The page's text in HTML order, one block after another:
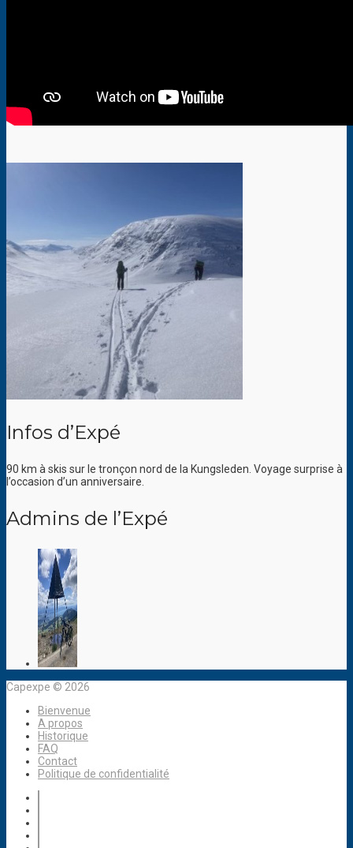
Infos d’Expé
90 km à skis sur le tronçon nord de la Kungsleden. Voyage surprise à
l’occasion d’un anniversaire.
Admins de l’Expé
Capexpe © 2026
Bienvenue
A propos
Historique
FAQ
Contact
Politique de confidentialité